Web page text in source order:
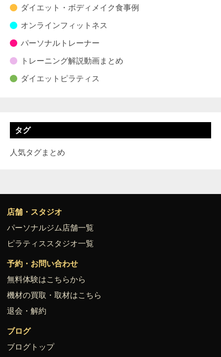
ダイエット・ボディメイク食事例
オンラインフィットネス
パーソナルトレーナー
トレーニング解説動画まとめ
ダイエットピラティス
タグ
人気タグまとめ
店舗・スタジオ
パーソナルジム店舗一覧
ピラティススタジオ一覧
予約・お問い合わせ
無料体験はこちらから
機材の買取・取材はこちら
退会・解約
ブログ
ブログトップ